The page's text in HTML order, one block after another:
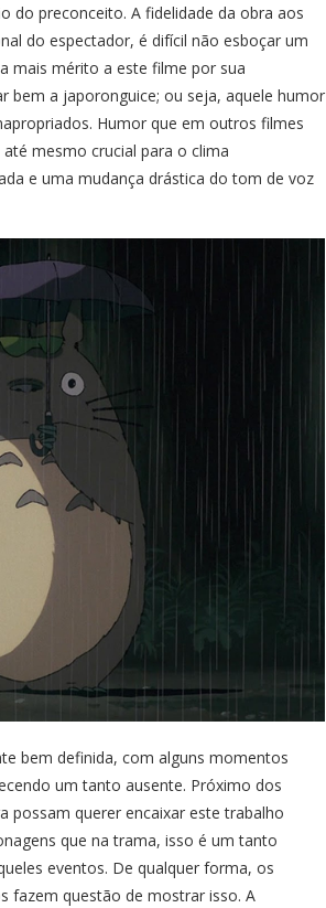
do preconceito. A fidelidade da obra aos
do espectador, é difícil não esboçar um
mais mérito a este filme por sua
bem a japoronguice; ou seja, aquele humor
Humor que em outros filmes
mesmo crucial para o clima
e uma mudança drástica do tom de voz
bem definida, com alguns momentos
um tanto ausente. Próximo dos
possam querer encaixar este trabalho
que na trama, isso é um tanto
eventos. De qualquer forma, os
fazem questão de mostrar isso. A